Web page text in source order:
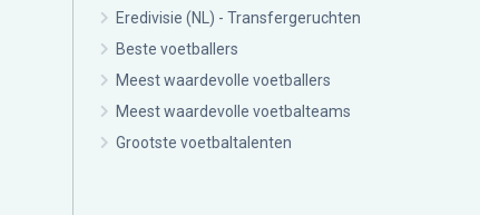
Eredivisie (NL) - Transfergeruchten
Beste voetballers
Meest waardevolle voetballers
Meest waardevolle voetbalteams
Grootste voetbaltalenten